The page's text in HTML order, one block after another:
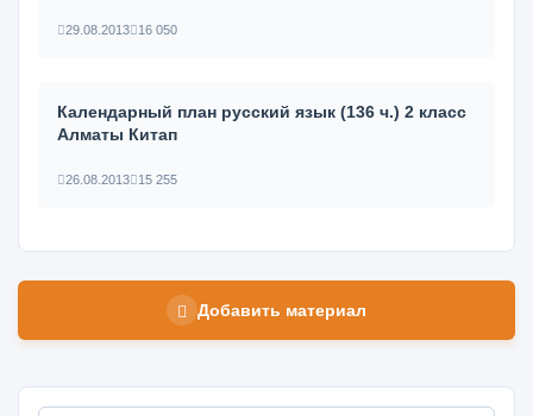
29.08.2013 16 050
Календарный план русский язык (136 ч.) 2 класс
Алматы Китап
26.08.2013 15 255
Добавить материал